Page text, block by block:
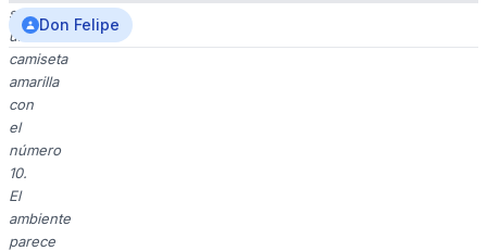
sostienen
una
camiseta
amarilla
con
el
número
10.
El
ambiente
parece
Don Felipe